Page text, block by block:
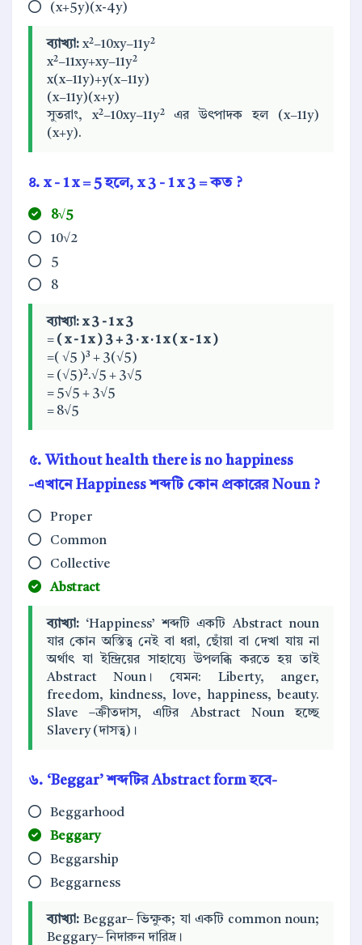
(x+5y)(x-4y)
ব্যাখ্যা: x²−10xy−11y²
x²−11xy+xy−11y²
x(x−11y)+y(x−11y)
(x−11y)(x+y)
সুতরাং, x²−10xy−11y² এর উৎপাদক হল (x−11y)
(x+y).
৪. x - 1x =5হলে, x 3 - 1x 3 = কত ?
8√5
10√2
5
8
ব্যাখ্যা: x3 -1x3
= ( x-1x ) 3+ 3 ·x·1x( x-1x )
=( √5 )³ + 3(√5)
= (√5)².√5 + 3√5
= 5√5 + 3√5
= 8√5
৫. Without health there is no happiness
-এখানে Happiness শব্দটি কোন প্রকারের Noun ?
Proper
Common
Collective
Abstract
ব্যাখ্যা: ‘Happiness’ শব্দটি একটি Abstract noun
যার কোন অস্তিত্ব নেই বা ধরা, ছোঁয়া বা দেখা যায় না
অর্থাৎ যা ইন্দ্রিয়ের সাহায্যে উপলব্ধি করতে হয় তাই
Abstract Noun। যেমন: Liberty, anger,
freedom, kindness, love, happiness, beauty.
Slave –ক্রীতদাস, এটির Abstract Noun হচ্ছে
Slavery (দাসত্ব)।
৬. ‘Beggar’ শব্দটির Abstract form হবে-
Beggarhood
Beggary
Beggarship
Beggarness
ব্যাখ্যা: Beggar– ভিক্ষুক; যা একটি common noun;
Beggary– নিদারুন দারিদ্র।